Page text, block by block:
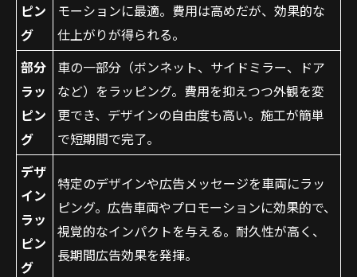
ピン
グ
モーションに最適。費用は高めだが、効果的な
仕上がりが得られる。
部分
ラッ
ピン
グ
車の一部分（ボンネット、サイドミラー、ドア
など）をラッピング。費用を抑えつつ外観を変
更でき、デザインの自由度も高い。施工が簡単
で短期間で完了。
デザ
イン
ラッ
ピン
グ
特定のデザインや広告メッセージを車両にラッ
ピング。広告車両やプロモーションに効果的で、
視覚的なインパクトを与える。耐久性が高く、
長期間広告効果を発揮。